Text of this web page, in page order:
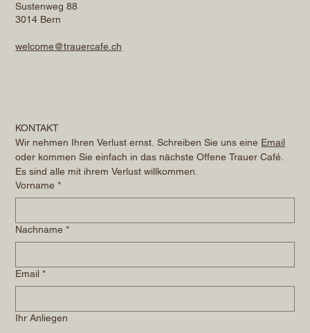
Sustenweg 88
3014 Bern
welcome@trauercafe.ch
KONTAKT
Wir nehmen Ihren Verlust ernst. Schreiben Sie uns eine Email
oder kommen Sie einfach in das nächste Offene Trauer Café.
Es sind alle mit ihrem Verlust willkommen.
Vorname *
Nachname *
Email *
Ihr Anliegen